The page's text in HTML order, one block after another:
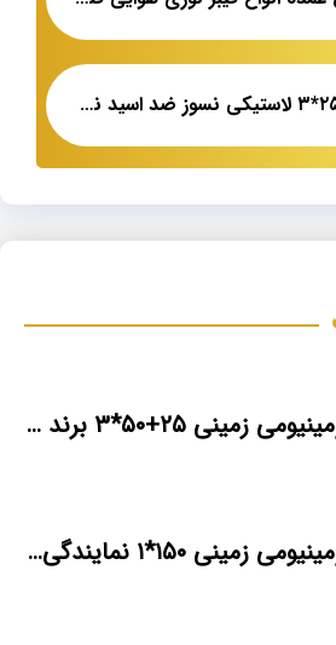
کابل ۲۵*۳ لاستیکی نسوز ضد اسید نمایندگی
کابل آلومینیومی زمینی ۲۵+۵۰*۳ برند ماهان
کابل آلومینیومی زمینی ۱۵۰*۱ نمایندگی فروش